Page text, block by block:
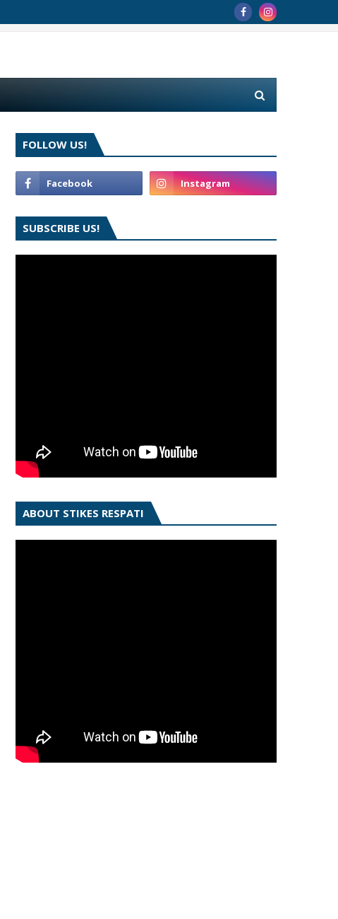
FOLLOW US!
SUBSCRIBE US!
ABOUT STIKES RESPATI